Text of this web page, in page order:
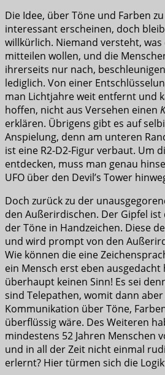
Die Idee, über Töne und Farben
interessant erscheinen, doch
willkürlich. Niemand versteht,
mitteilen wollen, und die
ihrerseits nur nach,
lediglich. Von einer
man Lichtjahre weit entfernt und
hoffen, nicht aus Versehen einen
erklären. Übrigens gibt es auf
Anspielung, denn am unteren
ist eine R2-D2-Figur verbaut. Um
entdecken, muss man genau
UFO über den Devil’s Tower
Doch zurück zu der
den Außerirdischen. Der Gipfel
der Töne in Handzeichen. Diese
und wird prompt von den
Wie können die eine
ein Mensch erst eben
überhaupt keinen Sinn! Es sei
sind Telepathen, womit dann
Kommunikation über Töne,
überflüssig wäre. Des Weiteren
mindestens 52 Jahren Menschen
und in all der Zeit nicht einmal
erlernt? Hier türmen sich die